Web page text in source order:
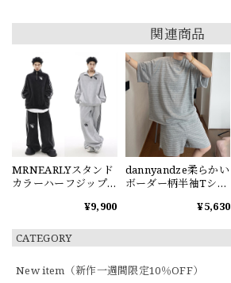
CATEGORY
New item（新作一週間限定10％OFF）
関連商品
MRNEARLYスタンド
カラーハーフジップ
¥9,900
dannyandze柔らかい
ボーダー柄半袖Tシャ
¥5,630